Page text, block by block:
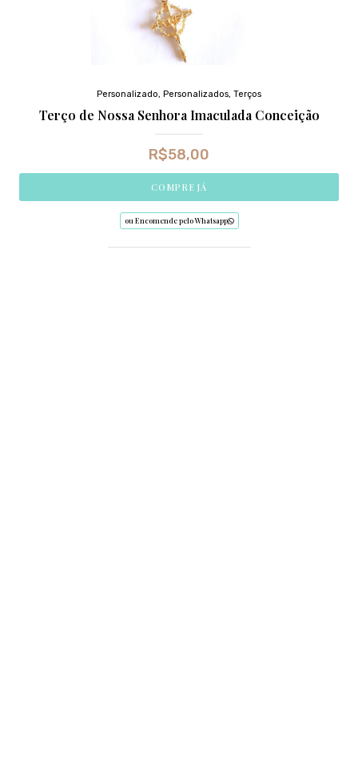
Personalizado, Personalizados, Terços
Terço de Nossa Senhora Imaculada Conceição
R$58,00
COMPRE JÁ
ou Encomende pelo Whatsapp